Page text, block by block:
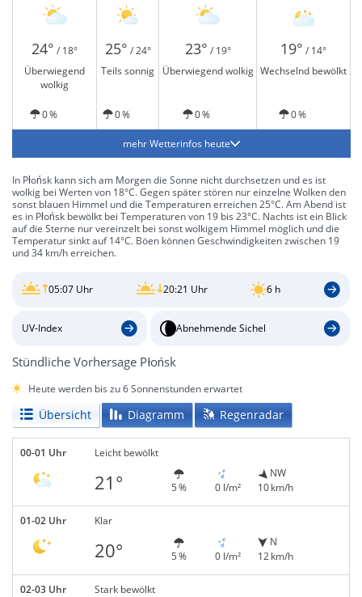
24° / 18° 25° / 24° 23° / 19° 19° / 14°
Überwiegend
wolkig
Teils sonnig Überwiegend wolkig Wechselnd bewölkt
0 % 0 % 0 % 0 %
mehr Wetterinfos heute
In Płońsk kann sich am Morgen die Sonne nicht durchsetzen und es ist
wolkig bei Werten von 18°C. Gegen später stören nur einzelne Wolken den
sonst blauen Himmel und die Temperaturen erreichen 25°C. Am Abend ist
es in Płońsk bewölkt bei Temperaturen von 19 bis 23°C. Nachts ist ein Blick
auf die Sterne nur vereinzelt bei sonst wolkigem Himmel möglich und die
Temperatur sinkt auf 14°C. Böen können Geschwindigkeiten zwischen 19
und 34 km/h erreichen.
05:07 Uhr 20:21 Uhr 6 h
UV-Index Abnehmende Sichel
Stündliche Vorhersage Płońsk
Heute werden bis zu 6 Sonnenstunden erwartet
Übersicht Diagramm Regenradar
00-01 Uhr Leicht bewölkt
21° 5 % 0 l/m²
NW
10 km/h
01-02 Uhr Klar
20° 5 % 0 l/m²
N
12 km/h
02-03 Uhr Stark bewölkt